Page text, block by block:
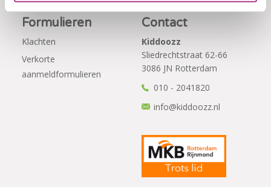
Formulieren
Klachten
Verkorte
aanmeldformulieren
Contact
Kiddoozz
Sliedrechtstraat 62-66
3086 JN Rotterdam
010 - 2041820
info@kiddoozz.nl